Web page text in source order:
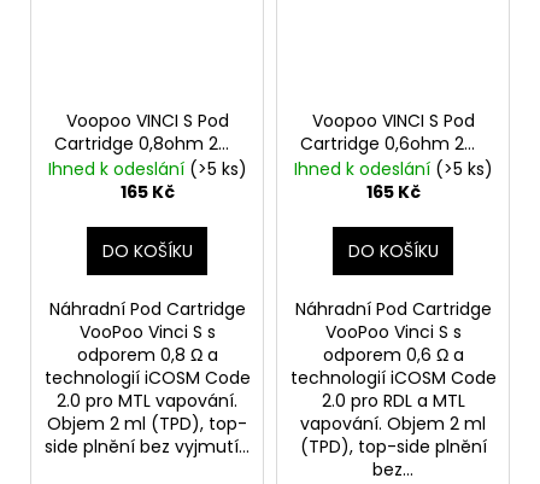
Voopoo VINCI S Pod
Cartridge 0,8ohm 2ml
2ks
Ihned k odeslání (>5 ks)
165 Kč
DO KOŠÍKU
Náhradní Pod Cartridge
VooPoo Vinci S s
odporem 0,8 Ω a
technologií iCOSM Code
2.0 pro MTL vapování.
Objem 2 ml (TPD), top-
side plnění bez vyjmutí...
Voopoo VINCI S Pod
Cartridge 0,6ohm 2ml
2ks
Ihned k odeslání (>5 ks)
165 Kč
DO KOŠÍKU
Náhradní Pod Cartridge
VooPoo Vinci S s
odporem 0,6 Ω a
technologií iCOSM Code
2.0 pro RDL a MTL
vapování. Objem 2 ml
(TPD), top-side plnění
bez...